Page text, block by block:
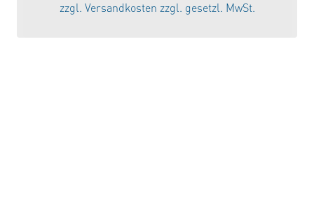
2.875,32 €1.293,89 €.
zzgl. Versandkosten zzgl. gesetzl. MwSt.